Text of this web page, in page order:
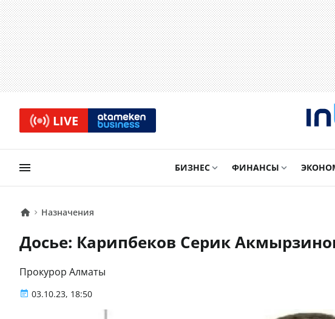
LIVE
БИЗНЕС ФИНАНСЫ
Назначения
Досье: Карипбеков Серик
Прокурор Алматы
03.10.23, 18:50